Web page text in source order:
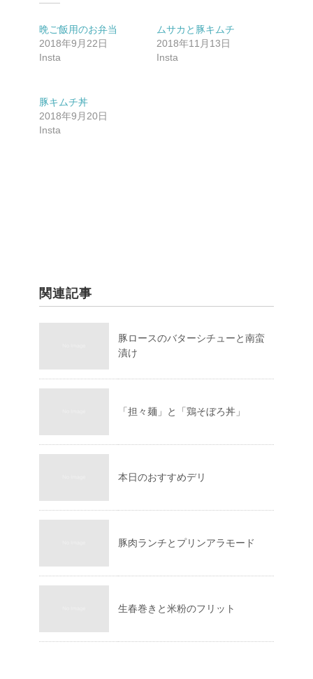
晩ご飯用のお弁当
2018年9月22日
Insta
ムサカと豚キムチ
2018年11月13日
Insta
豚キムチ丼
2018年9月20日
Insta
関連記事
豚ロースのバターシチューと南蛮
漬け
「担々麺」と「鶏そぼろ丼」
本日のおすすめデリ
豚肉ランチとプリンアラモード
生春巻きと米粉のフリット